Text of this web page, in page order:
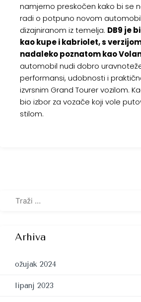
namjerno preskočen kako bi se
radi o potpuno novom
dizajniranom iz temelja. DB9 je
kao kupe i kabriolet, s
nadaleko poznatom kao
automobil nudi dobro
performansi, udobnosti i
izvrsnim Grand Tourer vozilom.
bio izbor za vozače koji vole
stilom.
Arhiva
ožujak 2024
lipanj 2023